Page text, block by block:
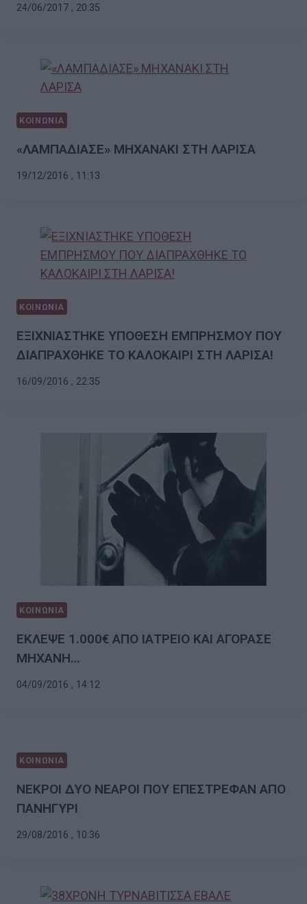
24/06/2017 , 20:35
ΚΟΙΝΩΝΙΑ
«ΛΑΜΠΑΔΙΑΣΕ» ΜΗΧΑΝΑΚΙ ΣΤΗ ΛΑΡΙΣΑ
19/12/2016 , 11:13
ΚΟΙΝΩΝΙΑ
ΕΞΙΧΝΙΑΣΤΗΚΕ ΥΠΟΘΕΣΗ ΕΜΠΡΗΣΜΟΥ ΠΟΥ
ΔΙΑΠΡΑΧΘΗΚΕ ΤΟ ΚΑΛΟΚΑΙΡΙ ΣΤΗ ΛΑΡΙΣΑ!
16/09/2016 , 22:35
ΚΟΙΝΩΝΙΑ
ΕΚΛΕΨΕ 1.000€ ΑΠΟ ΙΑΤΡΕΙΟ ΚΑΙ ΑΓΟΡΑΣΕ
ΜΗΧΑΝΗ…
04/09/2016 , 14:12
ΚΟΙΝΩΝΙΑ
ΝΕΚΡΟΙ ΔΥΟ ΝΕΑΡΟΙ ΠΟΥ ΕΠΕΣΤΡΕΦΑΝ ΑΠΟ
ΠΑΝΗΓΥΡΙ
29/08/2016 , 10:36